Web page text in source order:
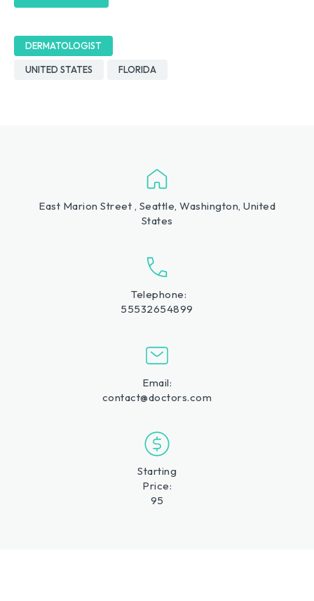
DERMATOLOGIST
UNITED STATES FLORIDA
East Marion Street , Seattle, Washington, United
States
Telephone:
55532654899
Email:
contact@doctors.com
Starting
Price:
95